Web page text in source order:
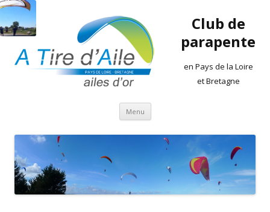
Club de
parapente
en Pays de la Loire
et Bretagne
Menu Aller
contenu